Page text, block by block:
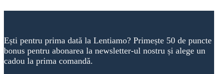
Ești pentru prima dată la Lentiamo? Primește 50 de puncte
bonus pentru abonarea la newsletter-ul nostru și alege un
cadou la prima comandă.